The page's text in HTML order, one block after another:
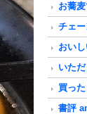
お蕎
チェ
おい
いた
買っ
書評